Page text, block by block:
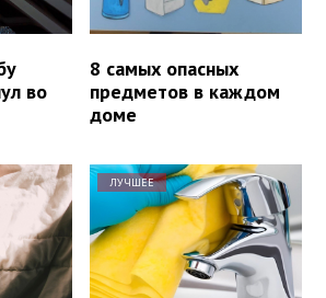
во
8 самых опасных
предметов в каждом
доме
ЛУЧШЕЕ